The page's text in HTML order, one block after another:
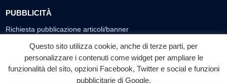
PUBBLICITÀ
Richiesta pubblicazione articoli/banner
SEGUICI SUI SOCIAL
f ◎ ▶
Questo sito utilizza cookie, anche di terze parti, per
personalizzare i contenuti come widget per ampliare le
funzionalità del sito, opzioni Facebook, Twitter e social e funzioni
pubblicitarie di Google.